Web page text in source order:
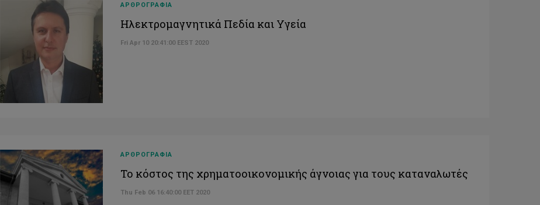
ΑΡΘΡΟΓΡΑΦΙΑ
Ηλεκτρομαγνητικά Πεδία και Υγεία
Fri Apr 10 20:41:00 EEST 2020
ΑΡΘΡΟΓΡΑΦΙΑ
Το κόστος της χρηματοοικονομικής άγνοιας για τους καταναλωτές
Thu Feb 06 16:40:00 EET 2020